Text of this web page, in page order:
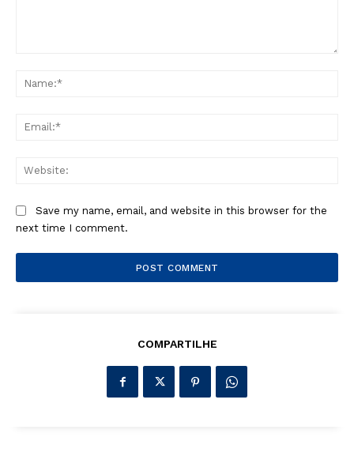
Save my name, email, and website in this browser for the
next time I comment.
COMPARTILHE